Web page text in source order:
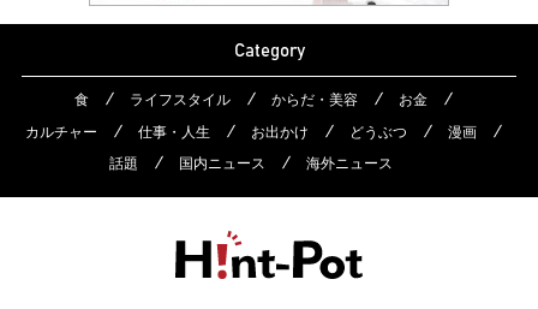
Category
食 ライフスタイル からだ・美容
お金
カルチャー
仕事・人生 お出かけ どうぶつ
漫画
話題
国内ニュース 海外ニュース